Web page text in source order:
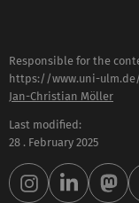
Responsible for the
https://www.uni-
Jan-Christian Möller
Last modified:
28 . February 2025